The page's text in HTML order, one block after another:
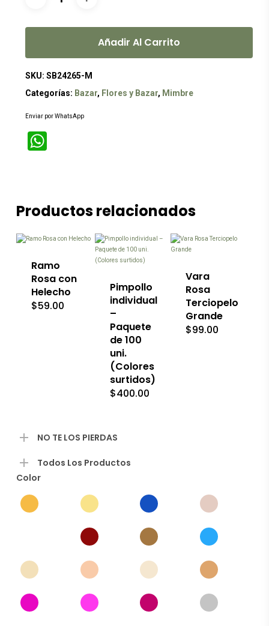
Añadir Al Carrito
SKU: SB24265-M
Categorías: Bazar, Flores y Bazar, Mimbre
Enviar por WhatsApp
WhatsApp
Productos relacionados
Este
producto
múltiples
pueden
elegir
Ramo
Rosa con
Helecho
$59.00
Pimpollo
individual
–
Paquete
de 100
uni.
(Colores
surtidos)
$400.00
Vara
Rosa
Terciopelo
Grande
$99.00
NO TE LOS PIERDAS
Todos Los Productos
Color